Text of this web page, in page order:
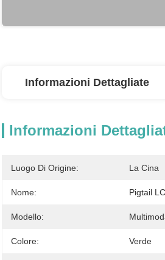
Informazioni Dettagliate
Informazioni
Luogo Di Origine: La Cina
Nome: Pigtail
Modello:
Colore: Verde